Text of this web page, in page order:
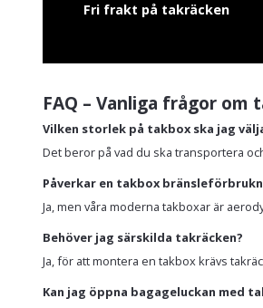
Fri frakt på takräcken
FAQ – Vanliga frågor om
Vilken storlek på takbox ska jag
Det beror på vad du ska transportera
Påverkar en takbox
Ja, men våra moderna takboxar är
Behöver jag särskilda takräcken?
Ja, för att montera en takbox krävs
Kan jag öppna bagageluckan med